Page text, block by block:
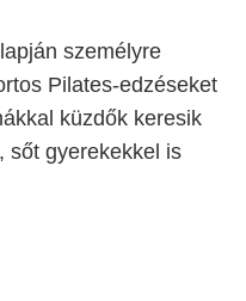
személyre
Pilates-edzéseket
küzdők keresik
sőt gyerekekkel is